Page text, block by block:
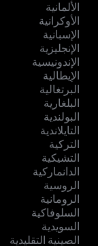
الألمانية
الأوكرانية
الإسبانية
الإنجليزية
الإندونيسية
الإيطالية
البرتغالية
البلغارية
البولندية
التايلاندية
التركية
التشيكية
الدانماركية
الروسية
الرومانية
السلوفاكية
السويدية
الصينية التقليدية